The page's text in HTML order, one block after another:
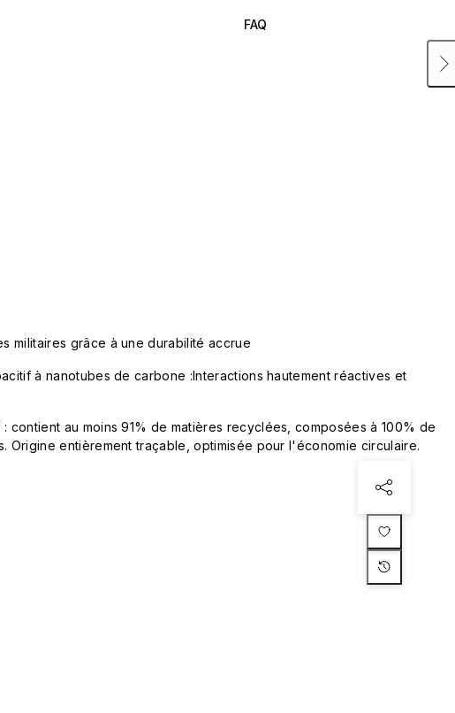
FAQ
militaires grâce à une durabilité accrue
à nanotubes de carbone :Interactions hautement réactives et
: contient au moins 91% de matières recyclées, composées à 100% de
Origine entièrement traçable, optimisée pour l'économie circulaire.